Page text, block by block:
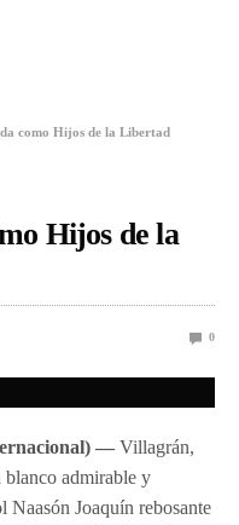
como Hijos de la Libertad
Hijos de la
0
— Villagrán,
blanco admirable y
Naasón Joaquín rebosante